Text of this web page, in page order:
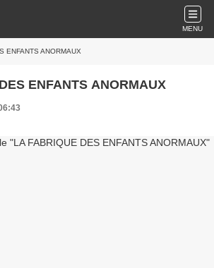
MENU
ENFANTS ANORMAUX
ENFANTS ANORMAUX